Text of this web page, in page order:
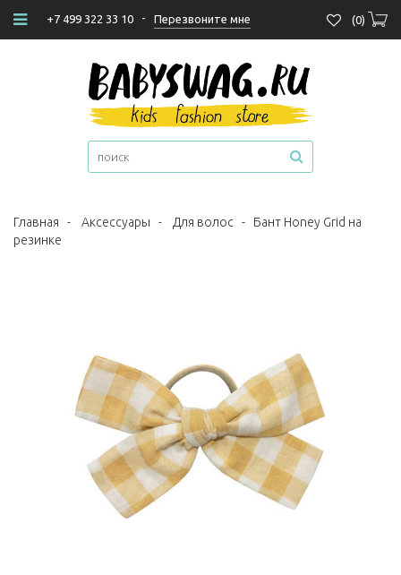
+7 499 322 33 10 - Перезвоните мне (0)
Главная - Аксессуары - Для волос - Бант Honey Grid на
резинке